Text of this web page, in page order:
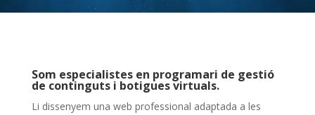
Som especialistes en programari de gestió
de continguts i botigues virtuals.
Li dissenyem una web professional adaptada a les